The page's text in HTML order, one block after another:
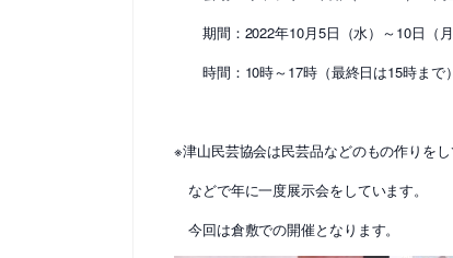
期間：2022年10月5日（水）～10日（月
時間：10時～17時（最終日は15時まで）
※津山民芸協会は民芸品などのもの作りを
などで年に一度展示会をしています。
今回は倉敷での開催となります。